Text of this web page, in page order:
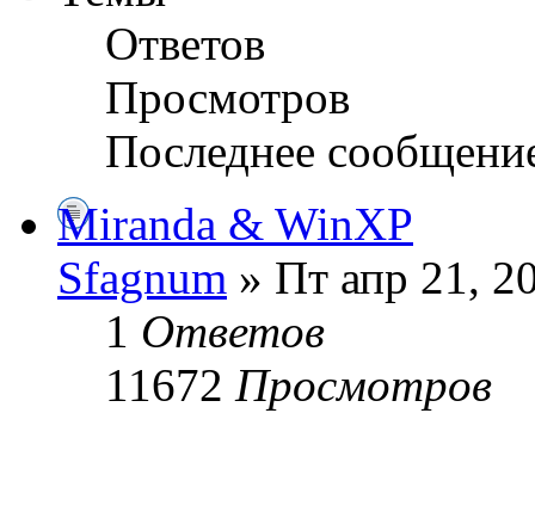
Ответов
Просмотров
Последнее
Miranda & WinXP
Sfagnum » Пт апр 21,
1 Ответов
11672 Просмотров